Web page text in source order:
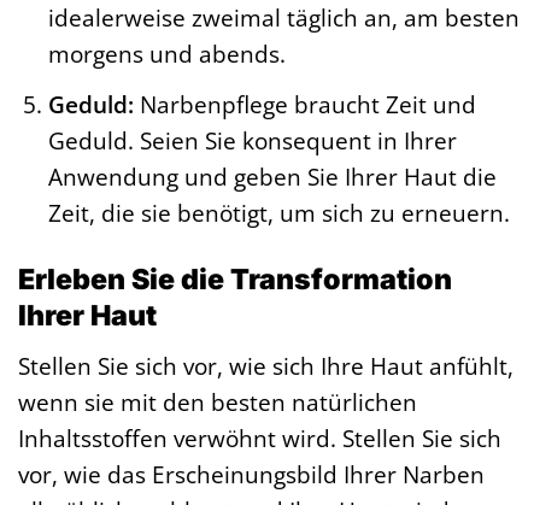
idealerweise zweimal täglich an, am besten
morgens und abends.
Geduld: Narbenpflege braucht Zeit und
Geduld. Seien Sie konsequent in Ihrer
Anwendung und geben Sie Ihrer Haut die
Zeit, die sie benötigt, um sich zu erneuern.
Erleben Sie die Transformation
Ihrer Haut
Stellen Sie sich vor, wie sich Ihre Haut anfühlt,
wenn sie mit den besten natürlichen
Inhaltsstoffen verwöhnt wird. Stellen Sie sich
vor, wie das Erscheinungsbild Ihrer Narben